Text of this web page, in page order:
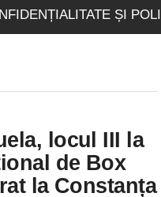
ȘI
"box
locul III la
de Box
la Constanța